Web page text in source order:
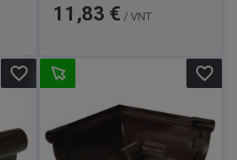
Kaina
11,83 € / VNT
favorite_border favorite_border